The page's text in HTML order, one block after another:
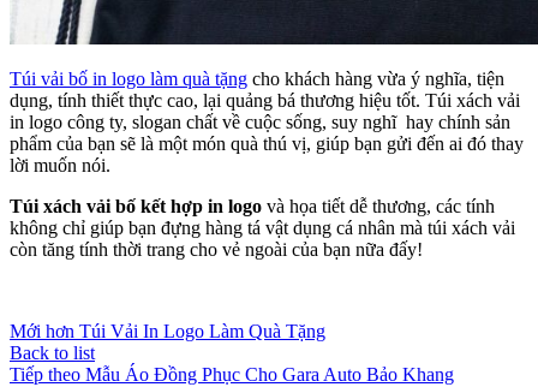
Túi vải bố in logo làm quà tặng cho khách hàng vừa ý nghĩa, tiện
dụng, tính thiết thực cao, lại quảng bá thương hiệu tốt. Túi xách vải
in logo công ty, slogan chất về cuộc sống, suy nghĩ hay chính sản
phẩm của bạn sẽ là một món quà thú vị, giúp bạn gửi đến ai đó thay
lời muốn nói.
Túi xách vải bố kết hợp in logo và họa tiết dễ thương, các tính
không chỉ giúp bạn đựng hàng tá vật dụng cá nhân mà túi xách vải
còn tăng tính thời trang cho vẻ ngoài của bạn nữa đấy!
Mới hơn Túi Vải In Logo Làm Quà Tặng
Back to list
Tiếp theo Mẫu Áo Đồng Phục Cho Gara Auto Bảo Khang